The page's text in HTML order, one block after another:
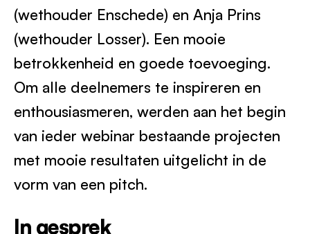
(wethouder Enschede) en Anja Prins
(wethouder Losser). Een mooie
betrokkenheid en goede toevoeging.
Om alle deelnemers te inspireren en
enthousiasmeren, werden aan het begin
van ieder webinar bestaande projecten
met mooie resultaten uitgelicht in de
vorm van een pitch.
In gesprek